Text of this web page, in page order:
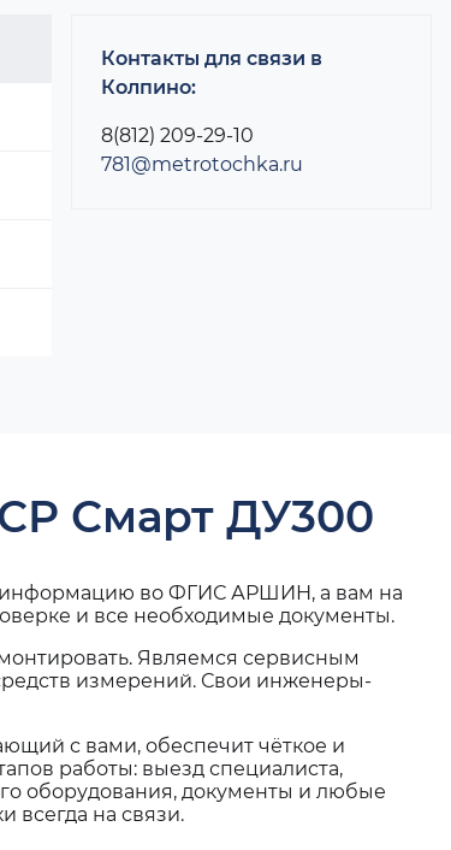
Контакты для связи в
Колпино:
8(812) 209-29-10
781@metrotochka.ru
Смарт ДУ300
информацию во ФГИС АРШИН, а вам на
и все необходимые документы.
Являемся сервисным
измерений. Свои инженеры-
с вами, обеспечит чёткое и
работы: выезд специалиста,
оборудования, документы и любые
всегда на связи.